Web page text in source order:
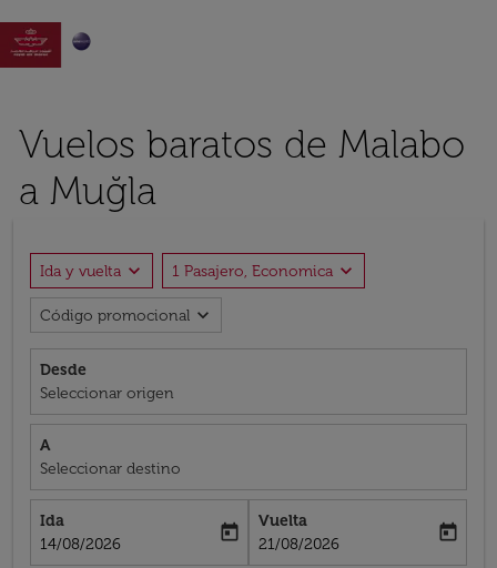

Vuelos baratos de Malabo
a Muğla
Ida y vuelta expand_more 1 Pasajero, Economica expand_more
Código promocional expand_more
Desde
Seleccionar origen
A
Seleccionar destino
Ida
fc-booking-departure-date-aria-label
14/08/2026
today
Vuelta
fc-booking-return-date-aria-label
21/08/2026
today